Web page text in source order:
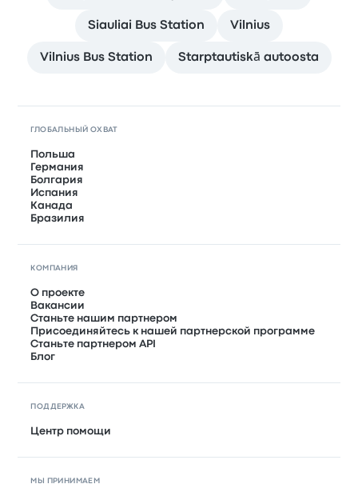
Siauliai Bus Station Vilnius
Vilnius Bus Station Starptautiskā autoosta
ГЛОБАЛЬНЫЙ ОХВАТ
Польша
Германия
Болгария
Испания
Канада
Бразилия
КОМПАНИЯ
О проекте
Вакансии
Станьте нашим партнером
Присоединяйтесь к нашей партнерской программе
Станьте партнером API
Блог
ПОДДЕРЖКА
Центр помощи
МЫ ПРИНИМАЕМ